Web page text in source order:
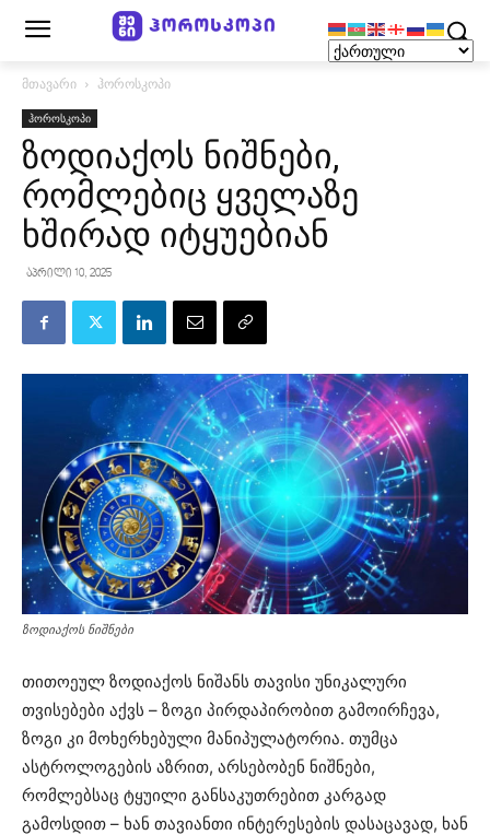
მთავარი ჰოროსკოპი
ჰოროსკოპი
ზოდიაქოს ნიშნები,
რომლებიც ყველაზე
ხშირად იტყუებიან
აპრილი 10, 2025
ზოდიაქოს ნიშნები
თითოეულ ზოდიაქოს ნიშანს თავისი უნიკალური
თვისებები აქვს – ზოგი პირდაპირობით გამოირჩევა,
ზოგი კი მოხერხებული მანიპულატორია. თუმცა
ასტროლოგების აზრით, არსებობენ ნიშნები,
რომლებსაც ტყუილი განსაკუთრებით კარგად
გამოსდით – ხან თავიანთი ინტერესების დასაცავად, ხან